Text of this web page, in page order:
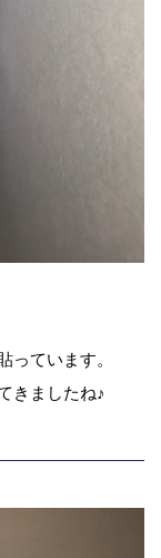
っています。
きましたね♪